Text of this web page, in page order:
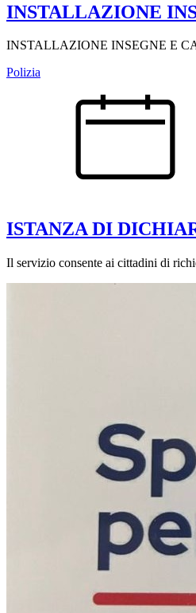
INSTALLAZIONE
INSTALLAZIONE INSEGNE E
Polizia
ISTANZA DI
Il servizio consente ai cittadini di